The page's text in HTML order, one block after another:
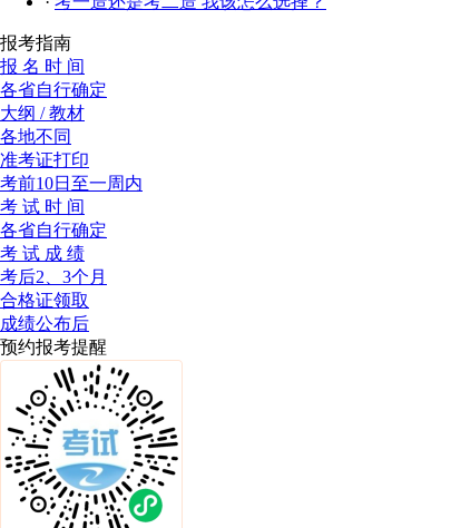
报考指南
报 名 时 间
各省自行确定
大纲 / 教材
各地不同
准考证打印
考前10日至一周内
考 试 时 间
各省自行确定
考 试 成 绩
考后2、3个月
合格证领取
成绩公布后
预约报考提醒